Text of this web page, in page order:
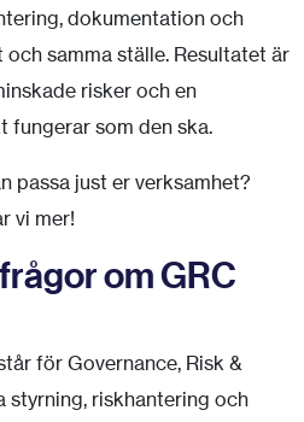
dokumentation och
samma ställe. Resultatet är
risker och en
fungerar som den ska.
passa just er verksamhet?
vi mer!
om GRC
för Governance, Risk &
styrning, riskhantering och